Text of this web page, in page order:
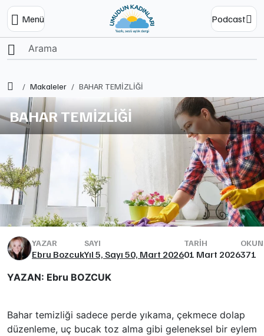
Menü Podcast
Ana SayfaMakaleler BAHAR TEMİZLİĞİ
BAHAR TEMİZLİĞİ
YAZAR
Ebru Bozcuk
SAYI
Yıl 5, Sayı 50, Mart 2026
TARIH
01 Mart 2026371
YAZAN: Ebru BOZCUK
Bahar temizliği sadece perde yıkama, çekmece dolap
düzenleme, uç bucak toz alma gibi geleneksel bir eylem